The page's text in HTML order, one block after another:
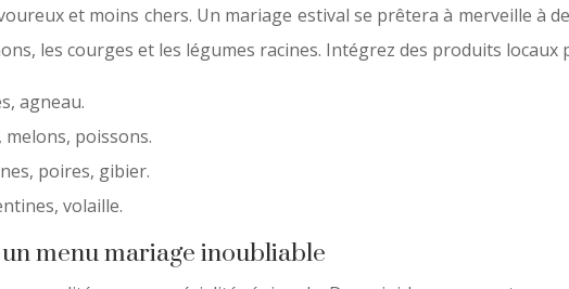
et moins chers. Un mariage estival se prêtera à merveille à
les courges et les légumes racines. Intégrez des produits
agneau.
poissons.
poires, gibier.
volaille.
menu mariage inoubliable